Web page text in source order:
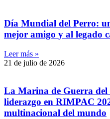
Día Mundial del Perro:
mejor amigo y al legado
Leer más »
21 de julio de 2026
La Marina de Guerra del
liderazgo en RIMPAC
multinacional del mundo